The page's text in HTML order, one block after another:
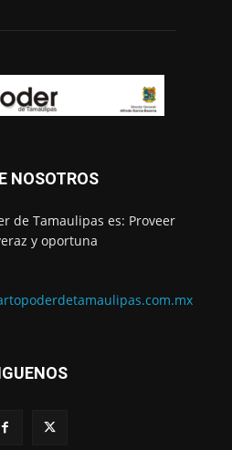
NOSOTROS
de Tamaulipas es: Proveer
y oportuna